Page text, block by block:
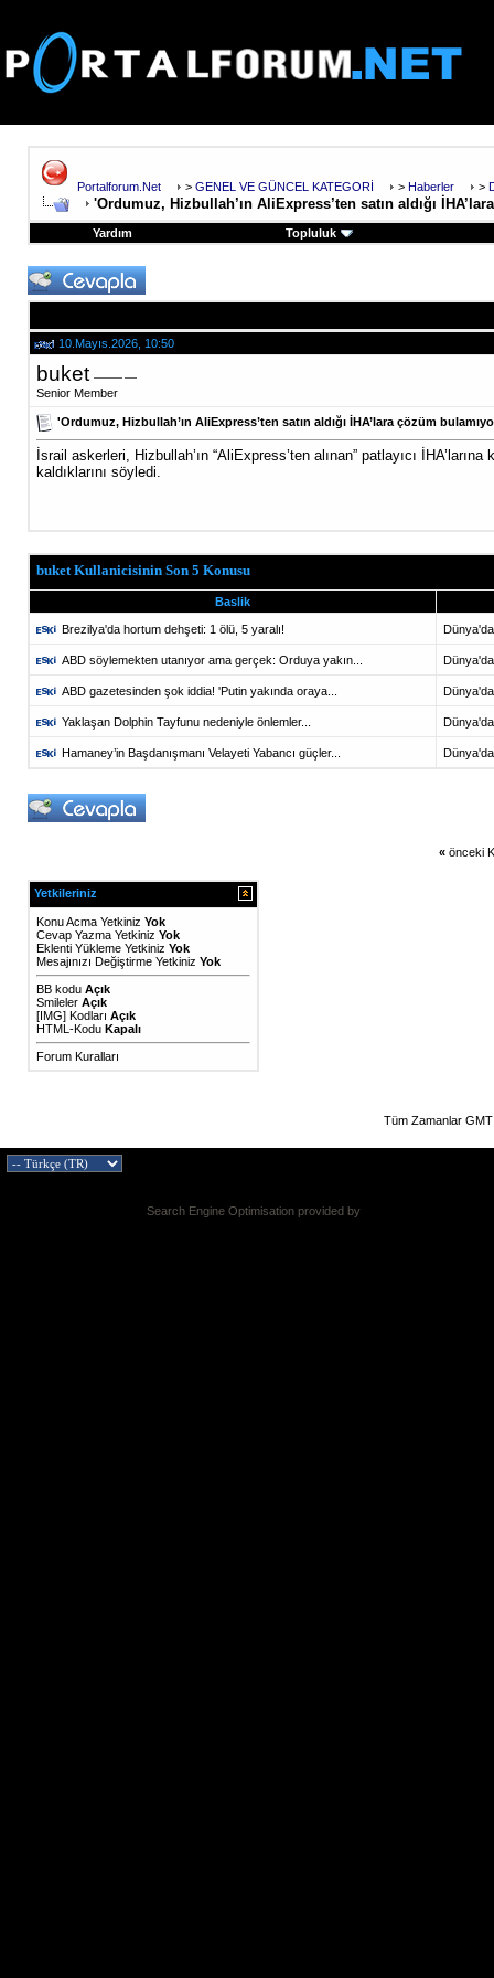
Portalforum.Net > GENEL VE GÜNCEL KATEGORİ > Haberler >
'Ordumuz, Hizbullah’ın AliExpress’ten satın aldığı
Yardım Topluluk
10.Mayıs.2026, 10:50
buket
Senior Member
'Ordumuz, Hizbullah’ın AliExpress’ten satın aldığı İHA’lara çözüm
İsrail askerleri, Hizbullah’ın “AliExpress’ten alınan” patlayıcı
kaldıklarını söyledi.
buket Kullanicisinin Son 5 Konusu
Baslik
Brezilya'da hortum dehşeti: 1 ölü, 5 yaralı!
ABD söylemekten utanıyor ama gerçek: Orduya yakın...
ABD gazetesinden şok iddia! 'Putin yakında oraya...
Yaklaşan Dolphin Tayfunu nedeniyle önlemler...
Hamaney’in Başdanışmanı Velayeti Yabancı güçler...
« önceki
Yetkileriniz
Konu Acma Yetkiniz Yok
Cevap Yazma Yetkiniz Yok
Eklenti Yükleme Yetkiniz Yok
Mesajınızı Değiştirme Yetkiniz Yok
BB kodu Açık
Smileler Açık
[IMG] Kodları Açık
HTML-Kodu Kapalı
Forum Kuralları
Tüm Zamanlar
Search Engine Optimisation provided by